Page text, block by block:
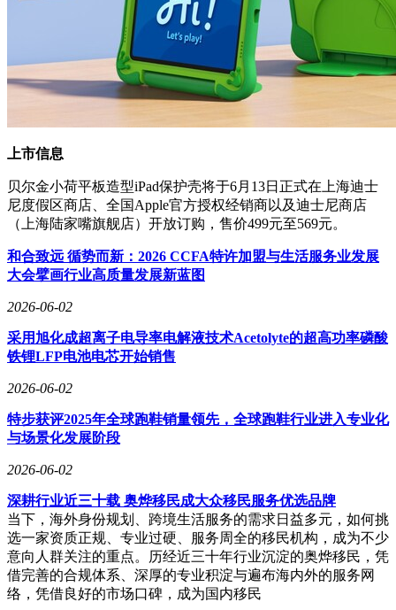
上市信息
贝尔金小荷平板造型iPad保护壳将于6月13日正式在上海迪士
尼度假区商店、全国Apple官方授权经销商以及迪士尼商店
（上海陆家嘴旗舰店）开放订购，售价499元至569元。
和合致远 循势而新：2026 CCFA特许加盟与生活服务业发展
大会擘画行业高质量发展新蓝图
2026-06-02
采用旭化成超离子电导率电解液技术Acetolyte的超高功率磷酸
铁锂LFP电池电芯开始销售
2026-06-02
特步获评2025年全球跑鞋销量领先，全球跑鞋行业进入专业化
与场景化发展阶段
2026-06-02
深耕行业近三十载 奥烨移民成大众移民服务优选品牌
当下，海外身份规划、跨境生活服务的需求日益多元，如何挑
选一家资质正规、专业过硬、服务周全的移民机构，成为不少
意向人群关注的重点。历经近三十年行业沉淀的奥烨移民，凭
借完善的合规体系、深厚的专业积淀与遍布海内外的服务网
络，凭借良好的市场口碑，成为国内移民